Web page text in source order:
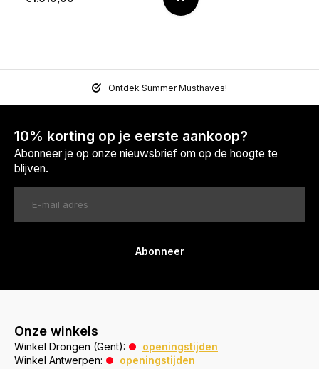
Ontdek Summer Musthaves!
10% korting op je eerste aankoop?
Abonneer je op onze nieuwsbrief om op de hoogte te
blijven.
Abonneer
Onze winkels
Winkel Drongen (Gent):
openingstijden
Winkel Antwerpen:
openingstijden